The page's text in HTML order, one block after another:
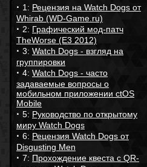
· 1: Рецензия на Watch Dogs от
Whirab (WD-Game.ru)
· 2: Графический мод-патч
TheWorse (E3 2012)
· 3: Watch Dogs - взгляд на
группировки
· 4: Watch Dogs - часто
задаваемые вопросы о
мобильном приложении ctOS
Mobile
· 5: Руководство по открытому
миру Watch Dogs
· 6: Рецензия Watch Dogs от
Disgusting Men
· 7: Прохождение квеста с QR-